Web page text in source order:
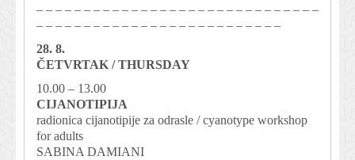
– – – – – – – – – – – – – – – – – – – – – – – – – – – – – –
– – – – – – – – – – – – – – – – – – – – – – – – – –
28. 8.
ČETVRTAK / THURSDAY
10.00 – 13.00
CIJANOTIPIJA
radionica cijanotipije za odrasle / cyanotype workshop
for adults
SABINA DAMIANI